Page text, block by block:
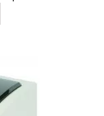
ici)